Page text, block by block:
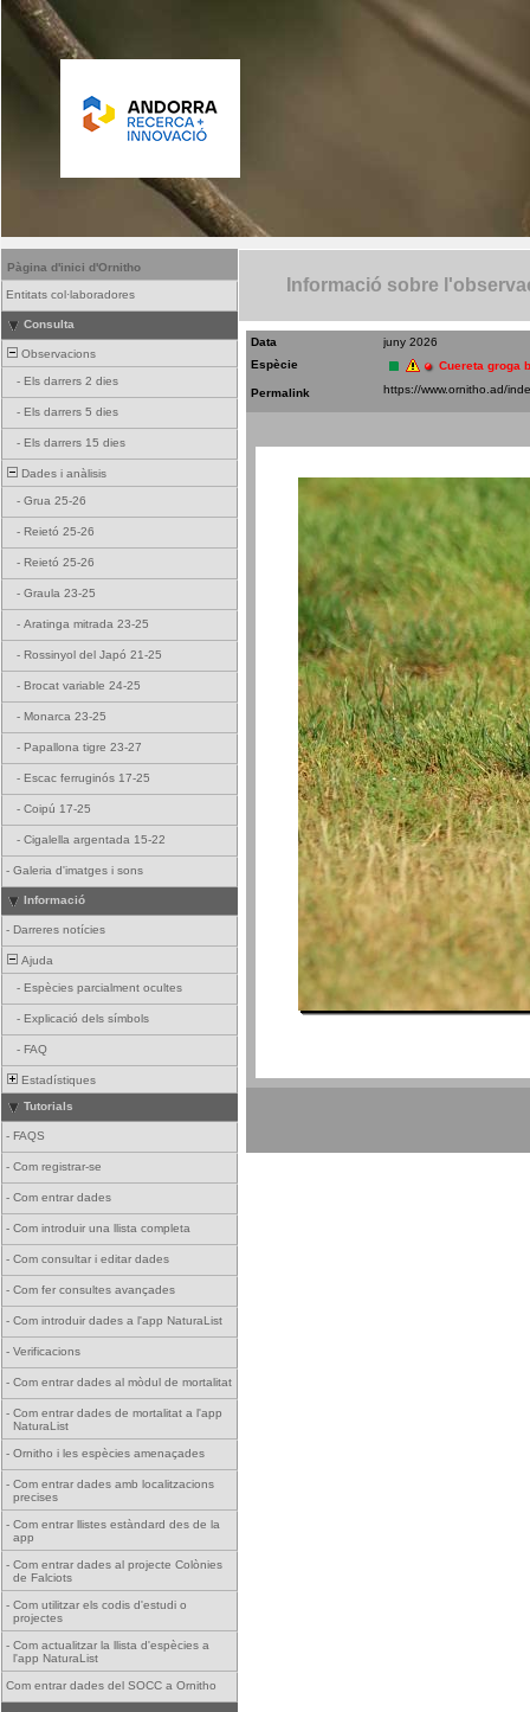
Pàgina d'inici d'Ornitho
Entitats col·laboradores
Consulta
Observacions
- Els darrers 2 dies
- Els darrers 5 dies
- Els darrers 15 dies
Dades i anàlisis
- Grua 25-26
- Reietó 25-26
- Reietó 25-26
- Graula 23-25
- Aratinga mitrada 23-25
- Rossinyol del Japó 21-25
- Brocat variable 24-25
- Monarca 23-25
- Papallona tigre 23-27
- Escac ferruginós 17-25
- Coipú 17-25
- Cigalella argentada 15-22
- Galeria d'imatges i sons
Informació
- Darreres notícies
Ajuda
- Espècies parcialment ocultes
- Explicació dels símbols
- FAQ
Estadístiques
Tutorials
- FAQS
- Com registrar-se
- Com entrar dades
- Com introduir una llista completa
- Com consultar i editar dades
- Com fer consultes avançades
- Com introduir dades a l'app NaturaList
- Verificacions
- Com entrar dades al mòdul de mortalitat
- Com entrar dades de mortalitat a l'app
NaturaList
- Ornitho i les espècies amenaçades
- Com entrar dades amb localitzacions
precises
- Com entrar llistes estàndard des de la
app
- Com entrar dades al projecte Colònies
de Falciots
- Com utilitzar els codis d'estudi o
projectes
- Com actualitzar la llista d'espècies a
l'app NaturaList
Com entrar dades del SOCC a Ornitho
Informació sobre
Data
juny 2026
Espècie
Cuereta groga
Permalink